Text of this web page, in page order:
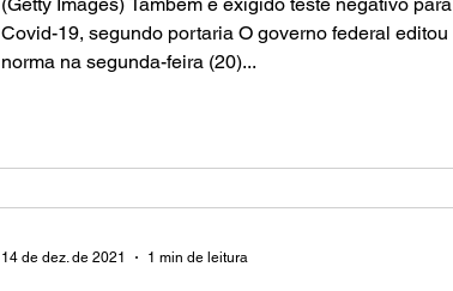
Covid-19, segundo portaria O governo federal editou
norma na segunda-feira (20)...
14 de dez. de 2021 1 min de leitura